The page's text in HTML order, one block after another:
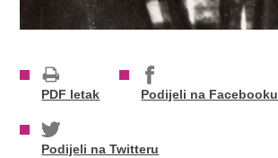
PDF letak Podijeli na Facebooku
Podijeli na Twitteru